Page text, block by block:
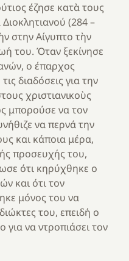
έζησε κατὰ τους
(284 –
στην Αίγυπτο τὴν
του. Όταν ξεκίνησε
ο έπαρχος
διαδόσεις για την
χριστιανικοὺς
μπορούσε να τον
να περνά την
και κάποια μέρα,
προσευχής του,
ότι κηρύχθηκε ο
και ότι τον
μόνος του να
του, επειδή ο
για να ντροπιάσει τον